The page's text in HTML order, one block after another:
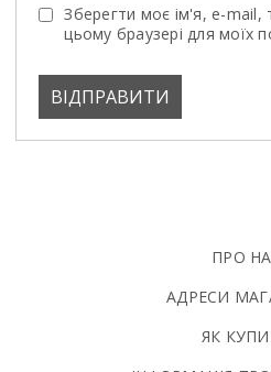
Зберегти моє ім'я, e-mail,
цьому браузері для моїх
ПРО
АДРЕСИ
ЯК